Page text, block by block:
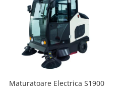
Maturatoare Electrica S1900